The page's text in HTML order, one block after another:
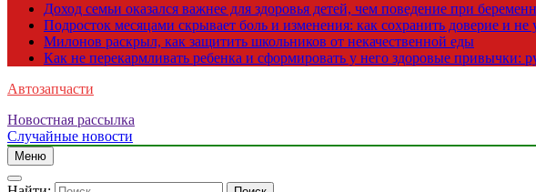
Доход семьи оказался важнее для здоровья детей, чем поведение при
Подросток месяцами скрывает боль и изменения: как сохранить доверие и не
Милонов раскрыл, как защитить школьников от некачественной еды
Как не перекармливать ребенка и сформировать у него здоровые привычки:
Автозапчасти
Новостная рассылка
Случайные новости
Меню